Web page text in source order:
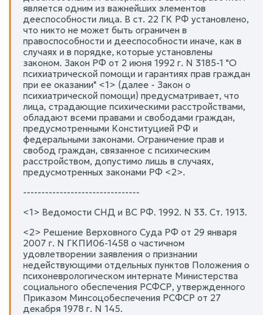
является одним из важнейших элементов
дееспособности лица. В ст. 22 ГК РФ установлено,
что никто не может быть ограничен в
правоспособности и дееспособности иначе, как в
случаях и в порядке, которые установлены
законом. Закон РФ от 2 июня 1992 г. N 3185-1 "О
психиатрической помощи и гарантиях прав граждан
при ее оказании" <1> (далее - Закон о
психиатрической помощи) предусматривает, что
лица, страдающие психическими расстройствами,
обладают всеми правами и свободами граждан,
предусмотренными Конституцией РФ и
федеральными законами. Ограничение прав и
свобод граждан, связанное с психическим
расстройством, допустимо лишь в случаях,
предусмотренных законами РФ <2>.
--------------------------------
<1> Ведомости СНД и ВС РФ. 1992. N 33. Ст. 1913.
<2> Решение Верховного Суда РФ от 29 января
2007 г. N ГКПИ06-1458 о частичном
удовлетворении заявления о признании
недействующими отдельных пунктов Положения о
психоневрологическом интернате Министерства
социального обеспечения РСФСР, утвержденного
Приказом Минсоцобеспечения РСФСР от 27
декабря 1978 г. N 145.